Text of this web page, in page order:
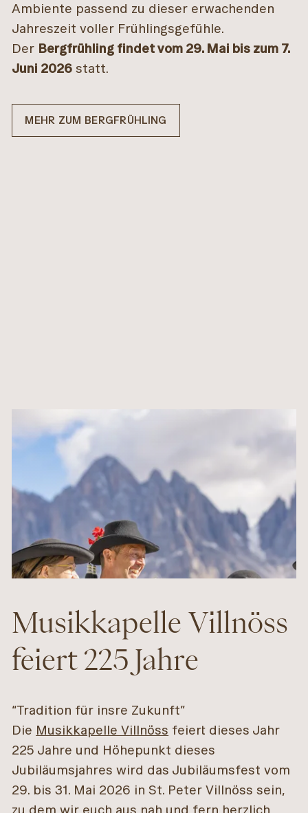
Ambiente passend zu dieser erwachenden
Jahreszeit voller Frühlingsgefühle.
Der Bergfrühling findet vom 29. Mai bis zum 7.
Juni 2026 statt.
MEHR ZUM BERGFRÜHLING
Musikkapelle Villnöss
feiert 225 Jahre
“Tradition für insre Zukunft”
Die Musikkapelle Villnöss feiert dieses Jahr
225 Jahre und Höhepunkt dieses
Jubiläumsjahres wird das Jubiläumsfest vom
29. bis 31. Mai 2026 in St. Peter Villnöss sein,
zu dem wir euch aus nah und fern herzlich